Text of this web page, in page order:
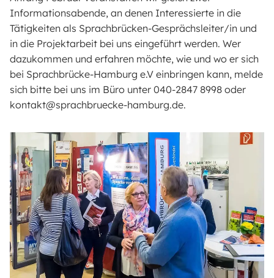
Informationsabende, an denen Interessierte in die
Tätigkeiten als Sprachbrücken-Gesprächsleiter/in und
in die Projektarbeit bei uns eingeführt werden. Wer
dazukommen und erfahren möchte, wie und wo er sich
bei Sprachbrücke-Hamburg e.V einbringen kann, melde
sich bitte bei uns im Büro unter 040-2847 8998 oder
kontakt@sprachbruecke-hamburg.de.